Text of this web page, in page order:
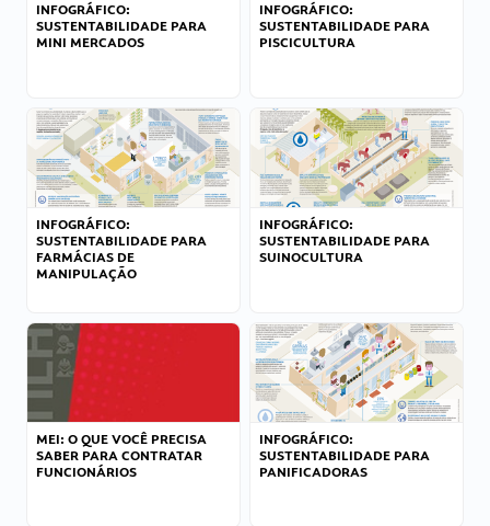
INFOGRÁFICO:
SUSTENTABILIDADE PARA
MINI MERCADOS
INFOGRÁFICO:
SUSTENTABILIDADE PARA
PISCICULTURA
INFOGRÁFICO:
SUSTENTABILIDADE PARA
FARMÁCIAS DE
MANIPULAÇÃO
INFOGRÁFICO:
SUSTENTABILIDADE PARA
SUINOCULTURA
MEI: O QUE VOCÊ PRECISA
SABER PARA CONTRATAR
FUNCIONÁRIOS
INFOGRÁFICO:
SUSTENTABILIDADE PARA
PANIFICADORAS